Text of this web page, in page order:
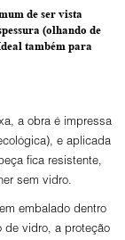
de ser vista
(olhando de
também para
a obra é impressa
e aplicada
fica resistente,
sem vidro.
embalado dentro
de vidro, a proteção